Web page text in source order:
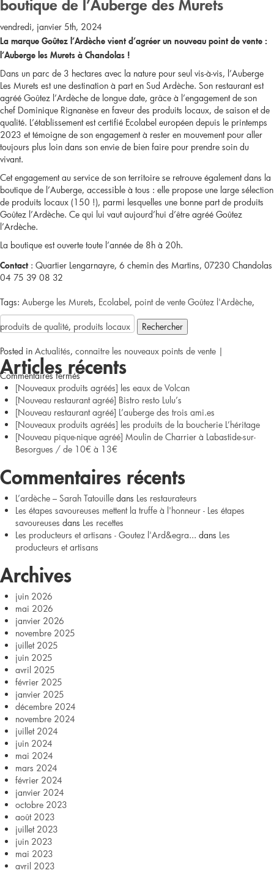
pique-
nique
agréé]
Moulin
à
Labastide-
sur-
Besorgues
de
à
13€
boutique de l’Auberge des Murets
vendredi, janvier 5th, 2024
La marque Goûtez l’Ardèche vient d’agréer un nouveau point de vente :
l’Auberge les Murets à Chandolas !
Dans un parc de 3 hectares avec la nature pour seul vis-à-vis, l’Auberge
Les Murets est une destination à part en Sud Ardèche. Son restaurant est
agréé Goûtez l’Ardèche de longue date, grâce à l’engagement de son
chef Dominique Rignanèse en faveur des produits locaux, de saison et de
qualité. L’établissement est certifié Ecolabel européen depuis le printemps
2023 et témoigne de son engagement à rester en mouvement pour aller
toujours plus loin dans son envie de bien faire pour prendre soin du
vivant.
Cet engagement au service de son territoire se retrouve également dans la
boutique de l’Auberge, accessible à tous : elle propose une large sélection
de produits locaux (150 !), parmi lesquelles une bonne part de produits
Goûtez l’Ardèche. Ce qui lui vaut aujourd’hui d’être agréé Goûtez
l’Ardèche.
La boutique est ouverte toute l’année de 8h à 20h.
Contact
: Quartier Lengarnayre, 6 chemin des Martins, 07230 Chandolas
04 75 39 08 32
Tags: Auberge les Murets, Ecolabel, point de vente Goûtez l'Ardèche,
produits de qualité, produits locaux
Posted in Actualités, connaitre les nouveaux points de vente |
Commentaires ferméssur
[Nouveau
point
de
vente
agréé]
la
boutique
Rechercher :
Articles récents
[Nouveaux produits agréés] les eaux de Volcan
[Nouveau restaurant agréé] Bistro resto Lulu’s
[Nouveau restaurant agréé] L’auberge des trois ami.es
[Nouveaux produits agréés] les produits de la boucherie L’héritage
[Nouveau pique-nique agréé] Moulin de Charrier à Labastide-sur-
Besorgues / de 10€ à 13€
Commentaires récents
L’ardèche – Sarah Tatouille dans Les restaurateurs
Les étapes savoureuses mettent la truffe à l'honneur - Les étapes
savoureuses dans Les recettes
Les producteurs et artisans - Goutez l'Ard&egra... dans Les
producteurs et artisans
Archives
juin 2026
mai 2026
janvier 2026
novembre 2025
juillet 2025
juin 2025
avril 2025
février 2025
janvier 2025
décembre 2024
novembre 2024
juillet 2024
juin 2024
mai 2024
mars 2024
février 2024
janvier 2024
octobre 2023
août 2023
juillet 2023
juin 2023
mai 2023
avril 2023